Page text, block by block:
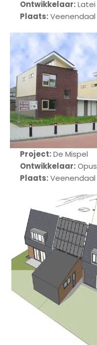
Ontwikkelaar:Latei
Plaats:Veenendaal
Project:De Mispel
Ontwikkelaar:Opus
Plaats:Veenendaal